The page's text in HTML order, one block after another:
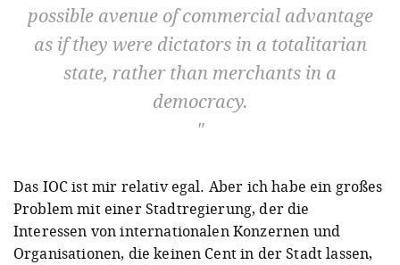
possible avenue of commercial advantage
as if they were dictators in a totalitarian
state, rather than merchants in a
democracy.
Das IOC ist mir relativ egal. Aber ich habe ein großes
Problem mit einer Stadtregierung, der die
Interessen von internationalen Konzernen und
Organisationen, die keinen Cent in der Stadt lassen,